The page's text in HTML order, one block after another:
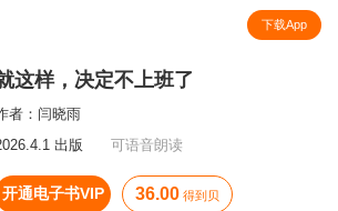
下载App
这样，决定不上班了
者： 闫晓雨
出版
可语音朗读
开通电子书VIP 36.00 得到贝